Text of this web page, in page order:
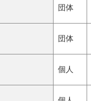
団体
団体
個人